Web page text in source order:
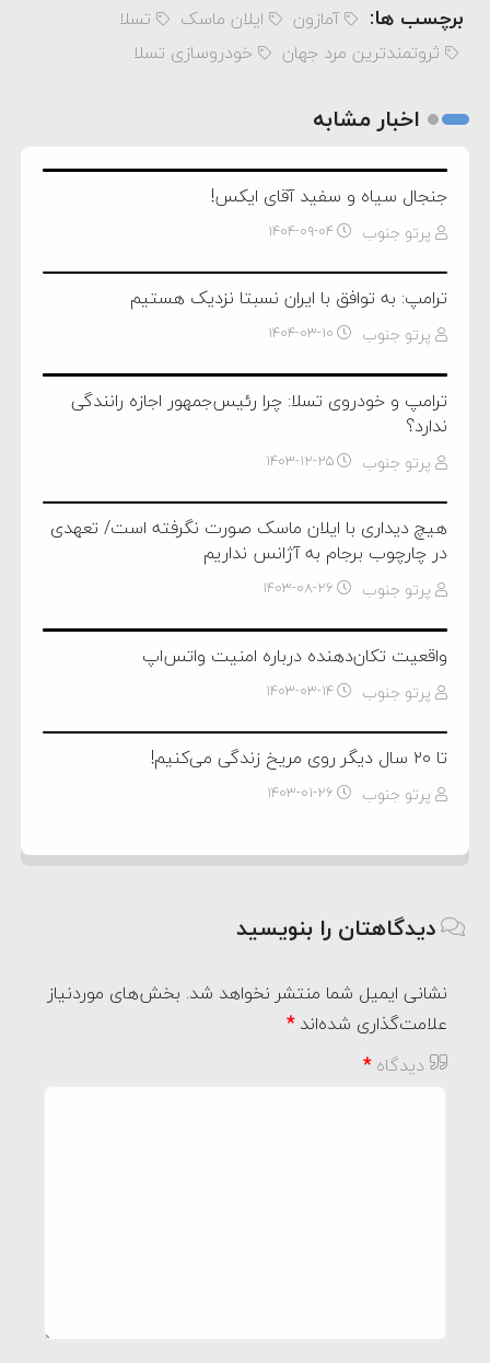
برچسب ها: آمازون ایلان ماسک
تسلا
ثروتمندترین مرد جهان
خودروسازی تسلا
اخبار مشابه
جنجال سیاه و سفید آقای ایکس!
پرتو جنوب ۱۴۰۴-۰۹-۰۴
ترامپ: به توافق با ایران نسبتا نزدیک هستیم
پرتو جنوب ۱۴۰۴-۰۳-۱۰
ترامپ و خودروی تسلا: چرا رئیس‌جمهور اجازه رانندگی
ندارد؟
پرتو جنوب ۱۴۰۳-۱۲-۲۵
هیچ دیداری با ایلان ماسک صورت نگرفته است/ تعهدی
در چارچوب برجام به آژانس نداریم
پرتو جنوب ۱۴۰۳-۰۸-۲۶
واقعیت تکان‌دهنده درباره امنیت واتس‌اپ
پرتو جنوب ۱۴۰۳-۰۳-۱۴
تا ۲۰ سال دیگر روی مریخ زندگی می‌کنیم!
پرتو جنوب ۱۴۰۳-۰۱-۲۶
دیدگاهتان را بنویسید
نشانی ایمیل شما منتشر نخواهد شد. بخش‌های موردنیاز
علامت‌گذاری شده‌اند*
دیدگاه*